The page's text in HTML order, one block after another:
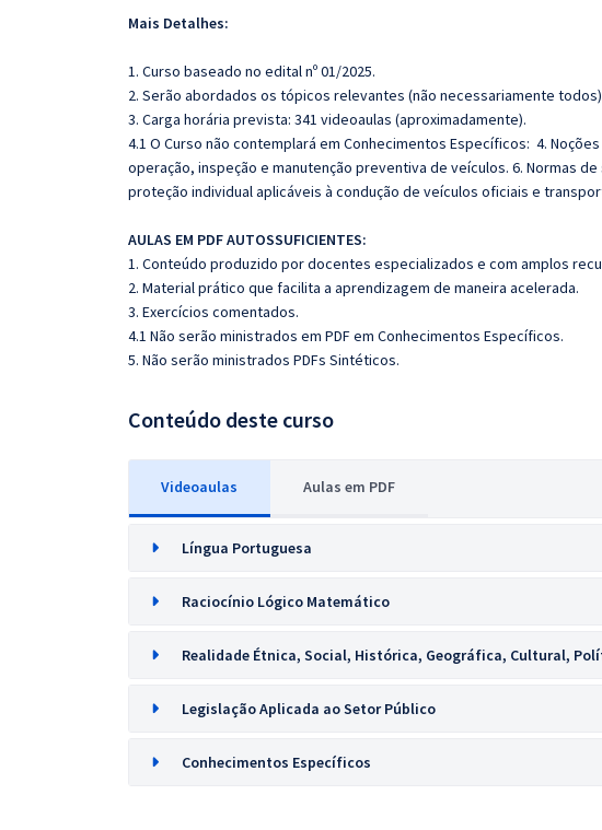
Mais Detalhes:
1. Curso baseado no edital nº 01/2025.
2. Serão abordados os tópicos relevantes (não necessariamente
3. Carga horária prevista: 341 videoaulas (aproximadamente).
4.1 O Curso não contemplará em Conhecimentos Específicos: 4.
operação, inspeção e manutenção preventiva de veículos. 6. Normas
proteção individual aplicáveis à condução de veículos oficiais e
AULAS EM PDF AUTOSSUFICIENTES:
1. Conteúdo produzido por docentes especializados e com amplos
2. Material prático que facilita a aprendizagem de maneira acelerada.
3. Exercícios comentados.
4.1 Não serão ministrados em PDF em Conhecimentos Específicos.
5. Não serão ministrados PDFs Sintéticos.
Conteúdo deste curso
Videoaulas Aulas em PDF
Língua Portuguesa
Raciocínio Lógico Matemático
Realidade Étnica, Social, Histórica, Geográfica, Cultural,
Legislação Aplicada ao Setor Público
Conhecimentos Específicos